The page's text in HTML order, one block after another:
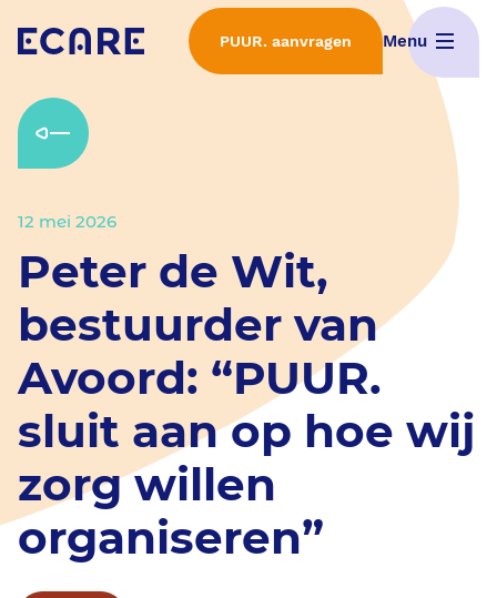
PUUR. aanvragen Menu
Home
Wat is PUUR.
ECD Selectieproces
Implementatie van PUUR.
Features
AI in PUUR.
12 mei 2026
Peter de Wit,
bestuurder van
Avoord: “PUUR.
sluit aan op hoe wij
zorg willen
organiseren”